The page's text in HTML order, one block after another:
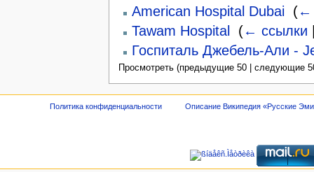
American Hospital Dubai‎ (←
Tawam Hospital
(← ссылки
Госпиталь Джебель-Али -
Просмотреть (предыдущие 50 | следующие
Политика конфиденциальности Описание Википедия «Русские